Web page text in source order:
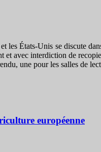
les États-Unis se discute
et avec interdiction de
une pour les salles de
européenne